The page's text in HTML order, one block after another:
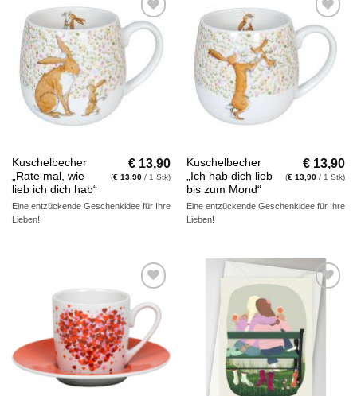
Auf die
Wunschliste
Kuschelbecher
„Rate mal, wie
lieb ich dich hab“
€ 13,90
(€ 13,90 / 1 Stk)
Eine entzückende Geschenkidee für Ihre
Lieben!
Auf die
Wunschliste
Kuschelbecher
„Ich hab dich lieb
bis zum Mond“
€ 13,90
(€ 13,90 / 1 Stk)
Eine entzückende Geschenkidee für Ihre
Lieben!
Auf die
Wunschliste
Auf die
Wunschliste